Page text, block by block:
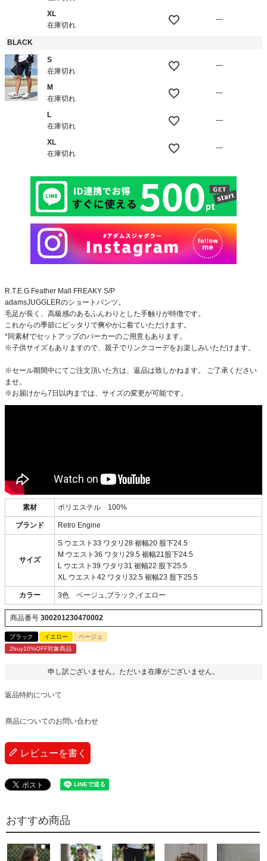
XL
在庫切れ
—
BLACK
S
在庫切れ
—
M
在庫切れ
—
L
在庫切れ
—
XL
在庫切れ
—
R.T.E.G Feather Mall FREAKY S/P
adamsJUGGLERのショートパンツ。
毛足が長く、高級感のあるふんわりとした手触りが特徴です。
これからの季節にピッタリで爽やかに着ていただけます。
*同素材でセットアップのパーカーのご用意もあります。
※子供サイズもありますので、親子でリンクコーデをお楽しみいただけます。
※セール期間中にてご注文頂いた方は、返品は致しかねます。 ご了承ください
ませ。
※お届けから7日以内までは、サイズの変更が可能です。
素材 ポリエステル 100%
ブランド Retro Engine
サイズ
S ウエスト33 ワタリ28 裾幅20 股下24.5
M ウエスト36 ワタリ29.5 裾幅21股下24.5
L ウエスト39 ワタリ31 裾幅22 股下25.5
XL ウエスト42 ワタリ32.5 裾幅23 股下25.5
カラー 3色 ベージュ,ブラック,イエロー
商品番号 300201230470002
ブラック イエロー
ベージュ
2buy10%OFF対象商品
申し訳ございません。ただいま在庫がございません。
返品特約について
商品についてのお問い合わせ
レビューを書く
おすすめ商品